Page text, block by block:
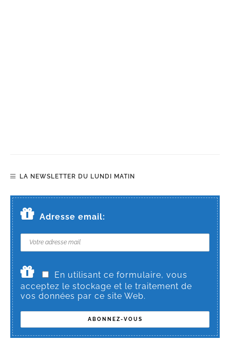
LA NEWSLETTER DU LUNDI MATIN
Adresse email:
En utilisant ce formulaire, vous
acceptez le stockage et le traitement de
vos données par ce site Web.